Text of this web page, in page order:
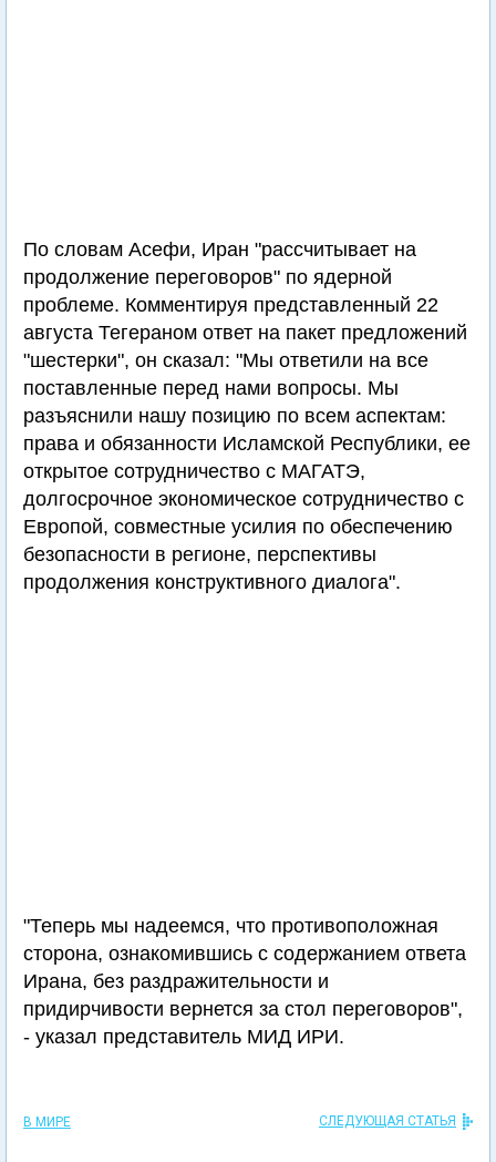
По словам Асефи, Иран "рассчитывает на
продолжение переговоров" по ядерной
проблеме. Комментируя представленный 22
августа Тегераном ответ на пакет предложений
"шестерки", он сказал: "Мы ответили на все
поставленные перед нами вопросы. Мы
разъяснили нашу позицию по всем аспектам:
права и обязанности Исламской Республики, ее
открытое сотрудничество с МАГАТЭ,
долгосрочное экономическое сотрудничество с
Европой, совместные усилия по обеспечению
безопасности в регионе, перспективы
продолжения конструктивного диалога".
"Теперь мы надеемся, что противоположная
сторона, ознакомившись с содержанием ответа
Ирана, без раздражительности и
придирчивости вернется за стол переговоров",
- указал представитель МИД ИРИ.
В МИРЕ СЛЕДУЮЩАЯ СТАТЬЯ